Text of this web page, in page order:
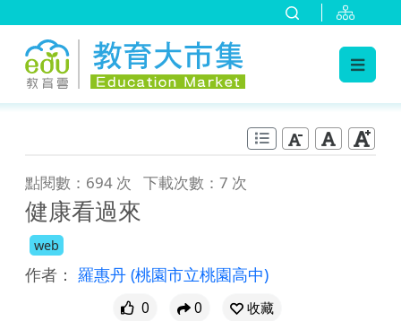
點閱數：694 次 下載次數：7 次
健康看過來
web
作者： 羅惠丹 (桃園市立桃園高中)
0 0
收藏